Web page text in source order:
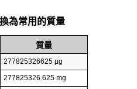
為常用的質量
質量
277825326625 µg
277825326.625 mg